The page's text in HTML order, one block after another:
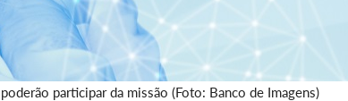
participar da missão (Foto: Banco de Imagens)